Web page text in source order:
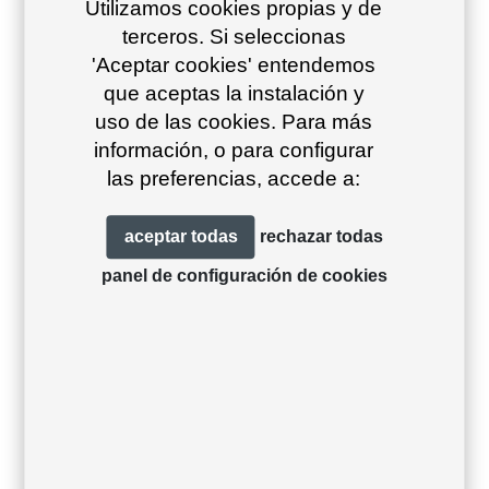
Mesa Sirkel 40 Mesa Sirkel 55
Utilizamos cookies propias y de
terceros. Si seleccionas
'Aceptar cookies' entendemos
que aceptas la instalación y
uso de las cookies. Para más
información, o para configurar
las preferencias, accede a:
aceptar todas rechazar todas
panel de configuración de cookies